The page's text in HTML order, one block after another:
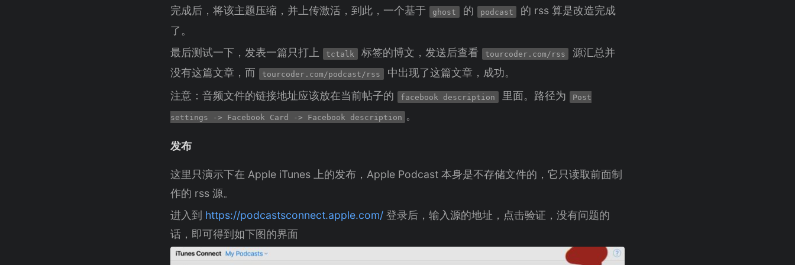
完成后，将该主题压缩，并上传激活，到此，一个基于 ghost 的 podcast
的 rss 算是改造完成
了。
最后测试一下，发表一篇只打上
tctalk 标签的博文，发送后查看 tourcoder.com/rss
源汇总并
没有这篇文章，而
tourcoder.com/podcast/rss
中出现了这篇文章，成功。
注意：音频文件的链接地址应该放在当前帖子的
facebook description 里面。路径为 Post
settings -> Facebook Card -> Facebook description 。
发布
这里只演示下在 Apple iTunes 上的发布，Apple Podcast 本身是不存储文件的，它只读取前面制
作的 rss 源。
进入到 https://podcastsconnect.apple.com/ 登录后，输入源的地址，点击验证，没有问题的
话，即可得到如下图的界面